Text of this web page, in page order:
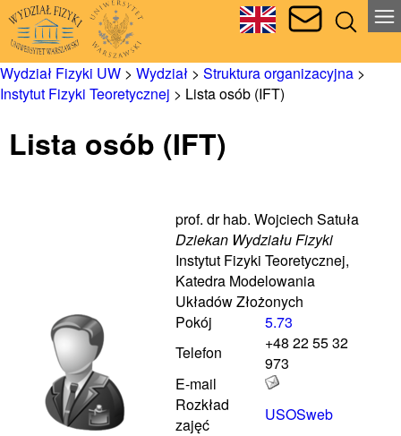
Wydział Fizyki UW > Wydział > Struktura organizacyjna >
Instytut Fizyki Teoretycznej > Lista osób (IFT)
Lista osób (IFT)
prof. dr hab. Wojciech Satuła
Dziekan Wydziału Fizyki
Instytut Fizyki Teoretycznej,
Katedra Modelowania
Układów Złożonych
Pokój
5.73
Telefon
+48 22 55 32
973
E-mail
Rozkład
zajęć
USOSweb